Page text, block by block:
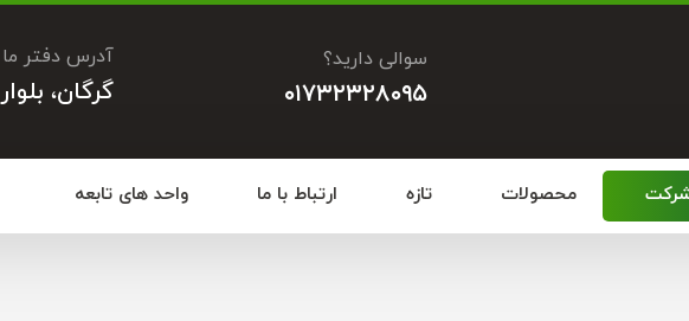
آدرس دفتر ما
گرگان،
سوالی دارید؟
۰۱۷۳۲۳۲۸۰۹۵
شرکت محصولات تازه ارتباط با ما واحد های تابعه